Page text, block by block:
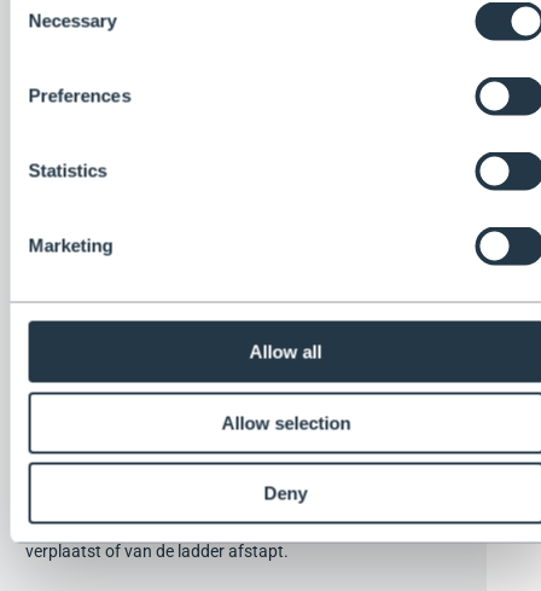
Selection
Necessary
Preferences
Statistics
Marketing
Allow all
Allow selection
Deny
Ontworpen om stevig op het bovenste platform van de
zodat de tas precies blijft zitten waar u hem nodig heeft,
Slimme organisatie
zakken en elastische lussen helpen om snoeischaren,
te bereiken.
Dankzij de ritssluiting over de volledige breedte ziet u in één
oogopslag wat erin zit – geen gedoe, geen rommel. U
Zorg ervoor dat de rits gesloten is en dat er geen
gereedschap aan de D-ringen hangt wanneer u de ladder
verplaatst of van de ladder afstapt.